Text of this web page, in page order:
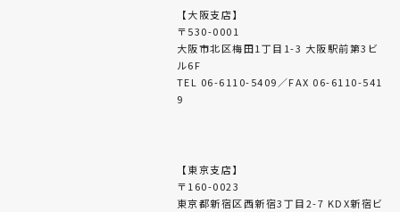
【大阪支店】
〒530-0001
大阪市北区梅田1丁目1-3 大阪駅前第3ビ
ル6F
TEL 06-6110-5409／FAX 06-6110-541
9
【東京支店】
〒160-0023
東京都新宿区西新宿3丁目2-7 KDX新宿ビ